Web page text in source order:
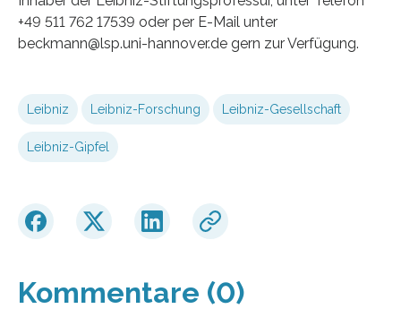
+49 511 762 17539 oder per E-Mail unter
beckmann@lsp.uni-hannover.de gern zur Verfügung.
Leibniz Leibniz-Forschung Leibniz-Gesellschaft
Leibniz-Gipfel
Kommentare (0)